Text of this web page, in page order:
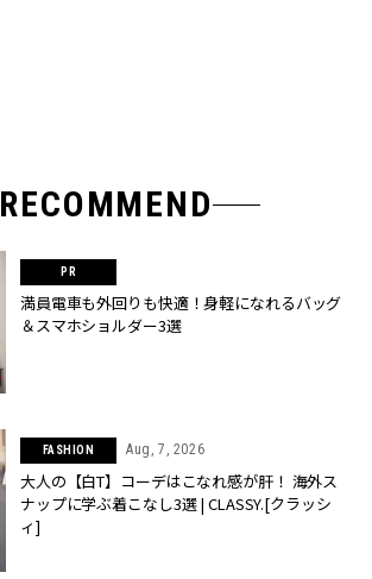
RECOMMEND
満員電車も外回りも快適！身軽になれるバッグ
＆スマホショルダー3選
FASHION Aug, 7, 2026
大人の【白T】コーデはこなれ感が肝！ 海外ス
ナップに学ぶ着こなし3選 | CLASSY.[クラッシ
ィ]